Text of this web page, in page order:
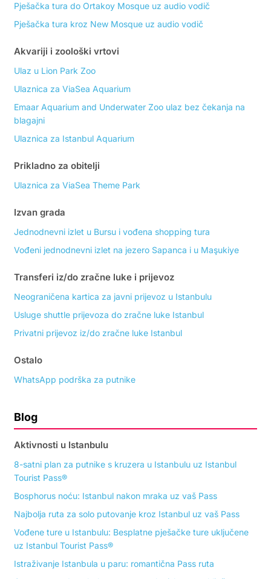
Pješačka tura do Ortakoy Mosque uz audio vodič
Pješačka tura kroz New Mosque uz audio vodič
Akvariji i zoološki vrtovi
Ulaz u Lion Park Zoo
Ulaznica za ViaSea Aquarium
Emaar Aquarium and Underwater Zoo ulaz bez čekanja na
blagajni
Ulaznica za Istanbul Aquarium
Prikladno za obitelji
Ulaznica za ViaSea Theme Park
Izvan grada
Jednodnevni izlet u Bursu i vođena shopping tura
Vođeni jednodnevni izlet na jezero Sapanca i u Maşukiye
Transferi iz/do zračne luke i prijevoz
Neograničena kartica za javni prijevoz u Istanbulu
Usluge shuttle prijevoza do zračne luke Istanbul
Privatni prijevoz iz/do zračne luke Istanbul
Ostalo
WhatsApp podrška za putnike
Blog
Aktivnosti u Istanbulu
8-satni plan za putnike s kruzera u Istanbulu uz Istanbul
Tourist Pass®
Bosphorus noću: Istanbul nakon mraka uz vaš Pass
Najbolja ruta za solo putovanje kroz Istanbul uz vaš Pass
Vođene ture u Istanbulu: Besplatne pješačke ture uključene
uz Istanbul Tourist Pass®
Istraživanje Istanbula u paru: romantična Pass ruta